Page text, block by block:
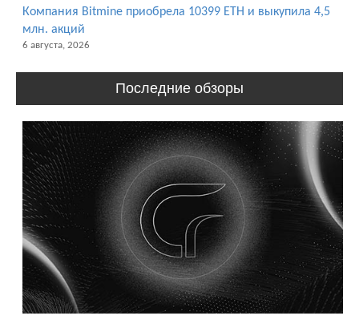
Компания Bitmine приобрела 10399 ETH и выкупила 4,5
млн. акций
6 августа, 2026
Последние обзоры